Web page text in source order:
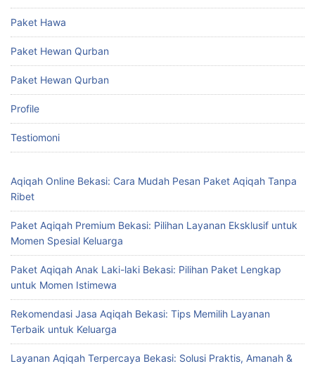
Paket Hawa
Paket Hewan Qurban
Paket Hewan Qurban
Profile
Testiomoni
Aqiqah Online Bekasi: Cara Mudah Pesan Paket Aqiqah Tanpa
Ribet
Paket Aqiqah Premium Bekasi: Pilihan Layanan Eksklusif untuk
Momen Spesial Keluarga
Paket Aqiqah Anak Laki-laki Bekasi: Pilihan Paket Lengkap
untuk Momen Istimewa
Rekomendasi Jasa Aqiqah Bekasi: Tips Memilih Layanan
Terbaik untuk Keluarga
Layanan Aqiqah Terpercaya Bekasi: Solusi Praktis, Amanah &